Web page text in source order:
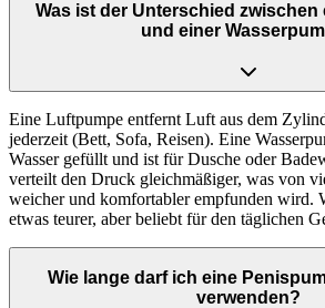
Was ist der Unterschied
und einer
Eine Luftpumpe entfernt Luft aus dem
jederzeit (Bett, Sofa, Reisen). Eine
Wasser gefüllt und ist für Dusche oder
verteilt den Druck gleichmäßiger, was von
weicher und komfortabler empfunden wird.
etwas teurer, aber beliebt für den täglichen
Wie lange darf ich eine
verwenden?